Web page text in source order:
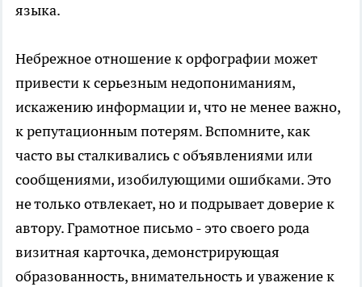
языка.
Небрежное отношение к орфографии может
привести к серьезным недопониманиям,
искажению информации и, что не менее важно,
к репутационным потерям. Вспомните, как
часто вы сталкивались с объявлениями или
сообщениями, изобилующими ошибками. Это
не только отвлекает, но и подрывает доверие к
автору. Грамотное письмо - это своего рода
визитная карточка, демонстрирующая
образованность, внимательность и уважение к